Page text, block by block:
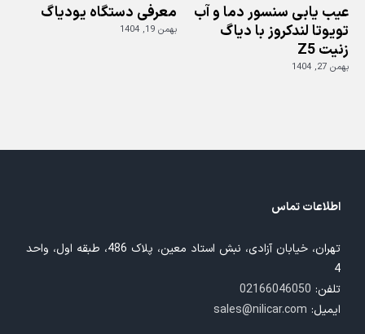
عیب یابی سنسور دما و آب
تویوتا لندکروز با دیاگ
زنیت Z5
بهمن 27, 1404
معرفی دستگاه یودیاگ
بهمن 19, 1404
اطلاعات تماس
تهران، خیابان آزادی، نبش استاد معین، پلاک 486، طبقه اول، واحد
4
تلفن: 02166046050
ایمیل: sales@nilicar.com